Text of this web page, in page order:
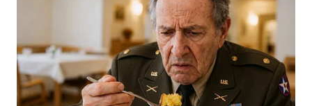
WN
KARO
WN